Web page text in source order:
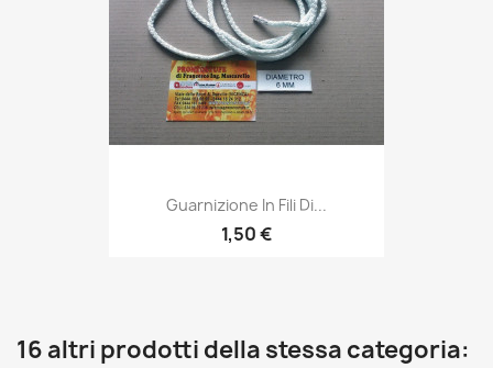
Guarnizione In Fili Di...
1,50 €
16 altri prodotti della stessa categoria: